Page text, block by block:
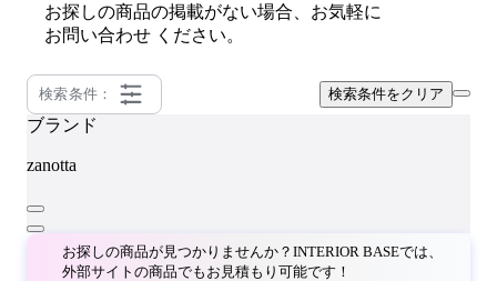
お探しの商品の掲載がない場合、お気軽に
お問い合わせ ください。
検索条件： 検索条件をクリア
ブランド
zanotta
お探しの商品が見つかりませんか？INTERIOR BASEでは、
外部サイトの商品でもお見積もり可能です！